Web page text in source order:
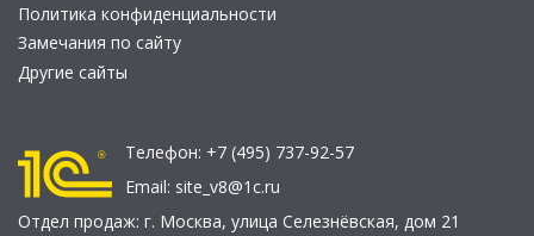
Политика конфиденциальности
Замечания по сайту
Другие сайты
Телефон: +7 (495) 737-92-57
Email: site_v8@1c.ru
Отдел продаж: г. Москва, улица Селезнёвская, дом 21